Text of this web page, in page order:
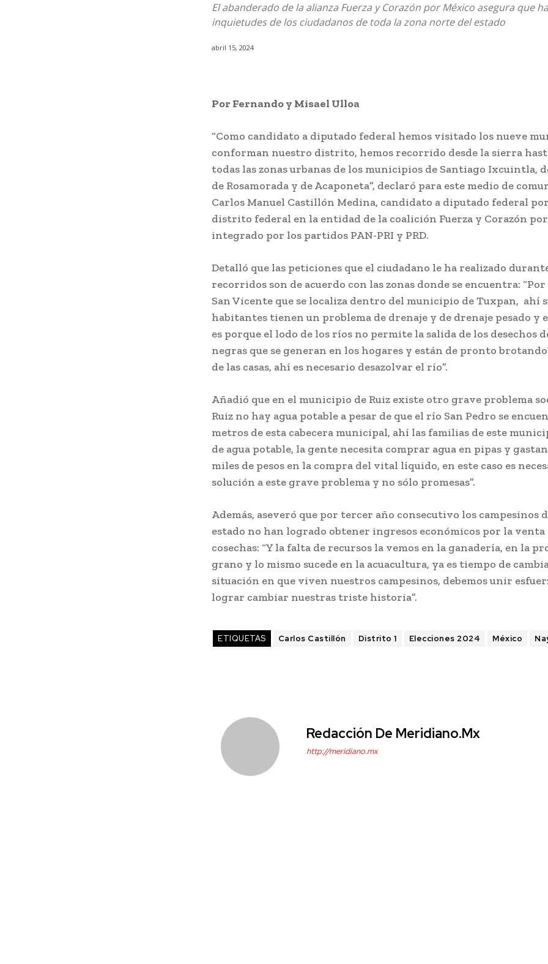
El abanderado de la alianza Fuerza y Corazón por México asegura que
inquietudes de los ciudadanos de toda la zona norte del estado
abril 15, 2024
Por Fernando y Misael Ulloa
“Como candidato a diputado federal hemos visitado los nueve
conforman nuestro distrito, hemos recorrido desde la sierra
todas las zonas urbanas de los municipios de Santiago Ixcuintla,
de Rosamorada y de Acaponeta”, declaró para este medio de
Carlos Manuel Castillón Medina, candidato a diputado federal
distrito federal en la entidad de la coalición Fuerza y Corazón
integrado por los partidos PAN-PRI y PRD.
Detalló que las peticiones que el ciudadano le ha realizado
recorridos son de acuerdo con las zonas donde se encuentra:
San Vicente que se localiza dentro del municipio de Tuxpan, ahí
habitantes tienen un problema de drenaje y de drenaje pesado y
es porque el lodo de los ríos no permite la salida de los desechos
negras que se generan en los hogares y están de pronto
de las casas, ahí es necesario desazolvar el río”.
Añadió que en el municipio de Ruiz existe otro grave problema
Ruiz no hay agua potable a pesar de que el río San Pedro se
metros de esta cabecera municipal, ahí las familias de este
de agua potable, la gente necesita comprar agua en pipas y
miles de pesos en la compra del vital líquido, en este caso es
solución a este grave problema y no sólo promesas”.
Además, aseveró que por tercer año consecutivo los campesinos
estado no han logrado obtener ingresos económicos por la venta
cosechas: “Y la falta de recursos la vemos en la ganadería, en la
grano y lo mismo sucede en la acuacultura, ya es tiempo de
situación en que viven nuestros campesinos, debemos unir
lograr cambiar nuestras triste historia”.
ETIQUETAS Carlos Castillón Distrito 1 Elecciones 2024 México
Redacción De Meridiano.mx
http://meridiano.mx